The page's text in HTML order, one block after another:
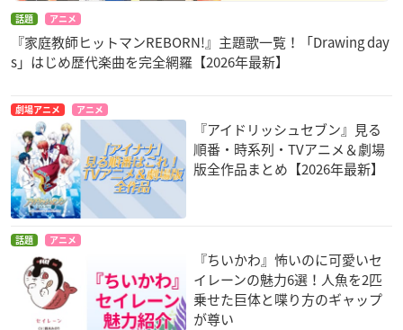
話題 アニメ
『家庭教師ヒットマンREBORN!』主題歌一覧！「Drawing day
s」はじめ歴代楽曲を完全網羅【2026年最新】
劇場アニメ アニメ
『アイドリッシュセブン』見る
順番・時系列・TVアニメ＆劇場
版全作品まとめ【2026年最新】
話題 アニメ
『ちいかわ』怖いのに可愛いセ
イレーンの魅力6選！人魚を2匹
乗せた巨体と喋り方のギャップ
が尊い